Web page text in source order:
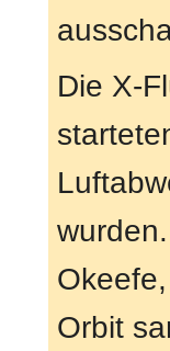
Die X-
Orbit